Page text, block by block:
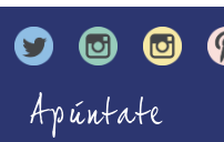
Apúntate